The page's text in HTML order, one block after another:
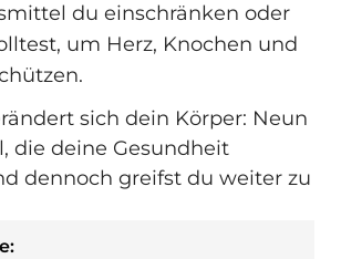
du einschränken oder
um Herz, Knochen und